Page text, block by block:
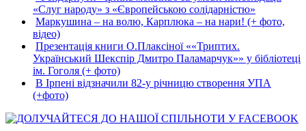
«Слуг народу» з «Європейською солідарністю»
Маркушина – на волю, Карплюка – на нари! (+ фото,
відео)
Презентація книги О.Плаксіної ««Триптих.
Український Шекспір Дмитро Паламарчук»» у бібліотеці
ім. Гоголя (+ фото)
В Ірпені відзначили 82-у річницю створення УПА
(+фото)